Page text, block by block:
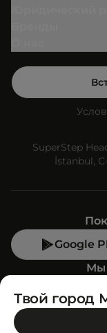
SuperStep
İstanbul,
Google
Мы
Твой город